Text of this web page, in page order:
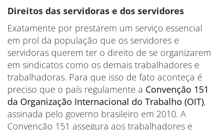
Direitos das servidoras e dos servidores
Exatamente por prestarem um serviço essencial
em prol da população que os servidores e
servidoras querem ter o direito de se organizarem
em sindicatos como os demais trabalhadores e
trabalhadoras. Para que isso de fato aconteça é
preciso que o país regulamente a Convenção 151
da Organização Internacional do Trabalho (OIT),
assinada pelo governo brasileiro em 2010. A
Convenção 151 assegura aos trabalhadores e